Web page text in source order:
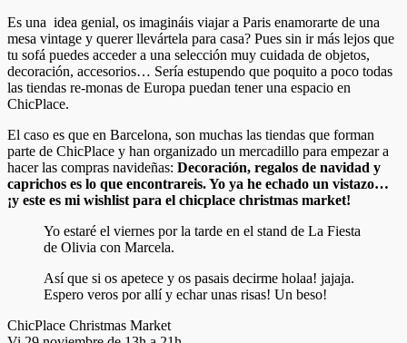
Es una idea genial, os imagináis viajar a Paris enamorarte de una
mesa vintage y querer llevártela para casa? Pues sin ir más lejos que
tu sofá puedes acceder a una selección muy cuidada de objetos,
decoración, accesorios… Sería estupendo que poquito a poco todas
las tiendas re-monas de Europa puedan tener una espacio en
ChicPlace.
El caso es que en Barcelona, son muchas las tiendas que forman
parte de ChicPlace y han organizado un mercadillo para empezar a
hacer las compras navideñas: Decoración, regalos de navidad y
caprichos es lo que encontrareis. Yo ya he echado un vistazo…
¡y este es mi wishlist para el chicplace christmas market!
Yo estaré el viernes por la tarde en el stand de La Fiesta
de Olivia con Marcela.
Así que si os apetece y os pasais decirme holaa! jajaja.
Espero veros por allí y echar unas risas! Un beso!
ChicPlace Christmas Market